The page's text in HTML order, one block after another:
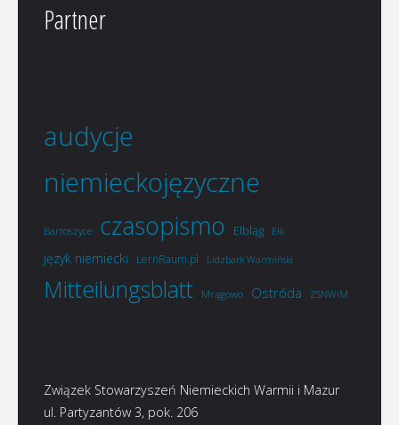
Partner
audycje
niemieckojęzyczne
Bartoszyce czasopismo Elbląg Ełk
język niemiecki LernRaum.pl Lidzbark Warmiński
Mitteilungsblatt Mrągowo Ostróda ZSNWiM
Związek Stowarzyszeń Niemieckich Warmii i Mazur
ul. Partyzantów 3, pok. 206